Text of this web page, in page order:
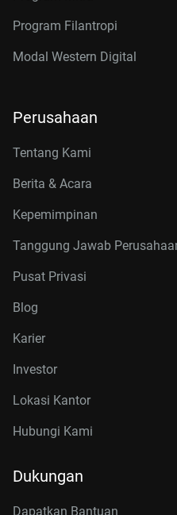
Program Filantropi
Modal Western Digital
Perusahaan
Tentang Kami
Berita & Acara
Kepemimpinan
Tanggung Jawab
Pusat Privasi
Blog
Karier
Investor
Lokasi Kantor
Hubungi Kami
Dukungan
Dapatkan Bantuan